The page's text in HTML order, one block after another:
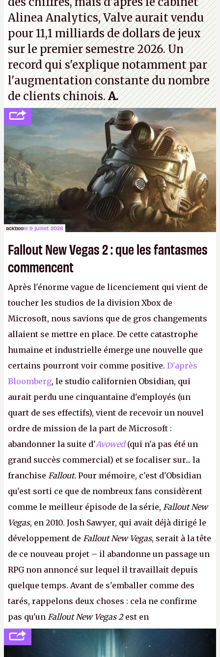
Alinea Analytics, Valve aurait vendu
pour 11,1 milliards de dollars de jeux
sur le premier semestre 2026. Un
record qui s'explique notamment par
l'augmentation constante du nombre
de clients chinois.A.
ackboole 9 juillet 2026
Fallout New Vegas 2 : que les fantasmes
commencent
Après l'énorme vague de licenciement qui vient de
toucher les studios de la division Xbox de
Microsoft, nous savions que de gros changements
allaient se mettre en place. De cette catastrophe
humaine et industrielle émerge une nouvelle que
certains pourront voir comme positive. D'après
Bloomberg, le studio californien Obsidian, qui
aurait perdu une cinquantaine d'employés (un
quart de ses effectifs), vient de recevoir un nouvel
ordre de mission de la part de Microsoft :
abandonner la suite d'Avowed(qui n'a pas été un
grand succès commercial) et se focaliser sur... la
franchise Fallout. Pour mémoire, c'est d'Obsidian
qu'est sorti ce que de nombreux fans considèrent
comme le meilleur épisode de la série, Fallout New
Vegas, en 2010. Josh Sawyer, qui avait déjà dirigé le
développement de Fallout New Vegas, serait à la tête
de ce nouveau projet – il abandonne un passage un
RPG non annoncé sur lequel il travaillait depuis
quelque temps. Avant de s'emballer comme des
tarés, rappelons deux choses : cela ne confirme
pas qu'un Fallout New Vegas 2est en
développement (pour ce que l'on sait, ils bossent
peut-être sur
Fallout Football ou
Fallout vs. Les